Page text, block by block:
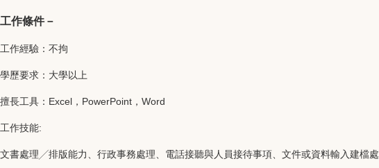
工作條件－
工作經驗：不拘
學歷要求：大學以上
擅長工具：Excel，PowerPoint，Word
工作技能:
文書處理╱排版能力、行政事務處理、電話接聽與人員接待事項、文件或資料輸入建檔